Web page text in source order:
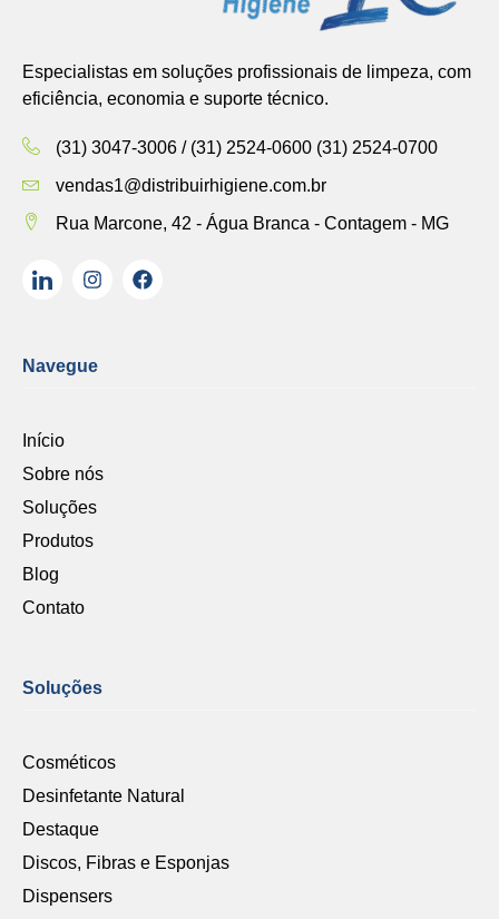
Especialistas em soluções profissionais de limpeza, com
eficiência, economia e suporte técnico.
(31) 3047-3006 / (31) 2524-0600 (31) 2524-0700
vendas1@distribuirhigiene.com.br
Rua Marcone, 42 - Água Branca - Contagem - MG
Navegue
Início
Sobre nós
Soluções
Produtos
Blog
Contato
Soluções
Cosméticos
Desinfetante Natural
Destaque
Discos, Fibras e Esponjas
Dispensers